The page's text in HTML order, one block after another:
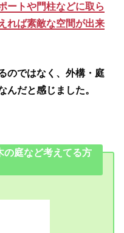
ートや門柱などに取ら
れば素敵な空間が出来
のではなく、外構・庭
んだと感じました。
の庭など考えてる方